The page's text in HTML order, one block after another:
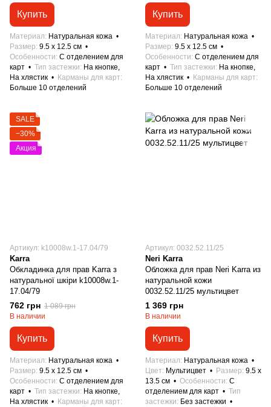
Купить
Материал
Натуральная кожа
Размер 9.5 x 12.5 см
Особенности С отделением для
карт
Тип застежки
На кнопке,
На хлястик
Карманы для карт
Больше 10 отделений
Купить
Материал
Натуральная кожа
Размер 9.5 x 12.5 см
Особенности С отделением для
карт
Тип застежки
На кнопке,
На хлястик
Карманы для карт
Больше 10 отделений
SALE
−30%
Акция
Артикул: k10008w.1-17.04/79
Karra
Обкладинка для прав Karra з
натуральної шкіри k10008w.1-
17.04/79
762 грн 1 089 грн
В наличии
Купить
Материал
Натуральная кожа
Размер 9.5 x 12.5 см
Особенности С отделением для
карт
Тип застежки
На кнопке,
На хлястик
Карманы для карт
Артикул: 0032.52.11/25
Neri Karra
Обложка для прав Neri Karra из
натуральной кожи
0032.52.11/25 мультицвет
1 369 грн
В наличии
Купить
Материал
Натуральная кожа
Цвет
Мультицвет Размер 9.5 x
13.5 см
Особенности С
отделением для карт
Тип
застежки
Без застежки